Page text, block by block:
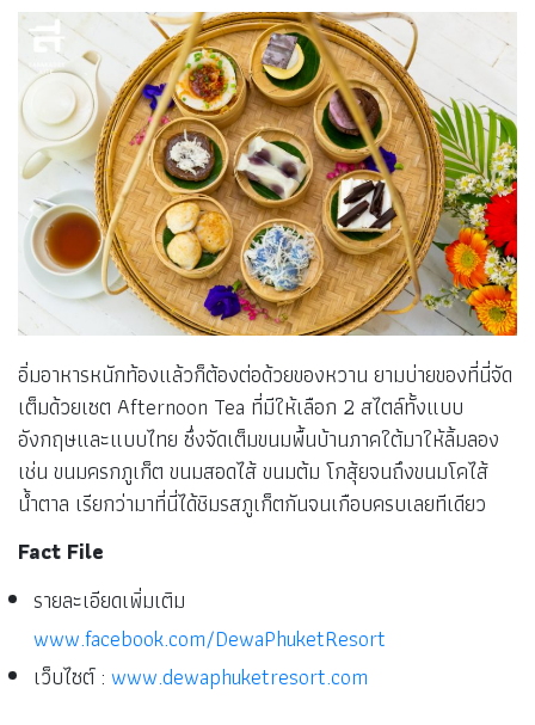
อิ่มอาหารหนักท้องแล้วก็ต้องต่อด้วยของหวาน ยามบ่ายของที่นี่จัด
เต็มด้วยเซต Afternoon Tea ที่มีให้เลือก 2 สไตล์ทั้งแบบ
อังกฤษและแบบไทย ซึ่งจัดเต็มขนมพื้นบ้านภาคใต้มาให้ลิ้มลอง
เช่น ขนมครกภูเก็ต ขนมสอดไส้ ขนมต้ม โกสุ้ยจนถึงขนมโคไส้
น้ำตาล เรียกว่ามาที่นี่ได้ชิมรสภูเก็ตกันจนเกือบครบเลยทีเดียว
Fact File
รายละเอียดเพิ่มเติม
www.facebook.com/DewaPhuketResort
เว็บไซต์ : www.dewaphuketresort.com